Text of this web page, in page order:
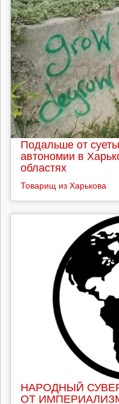
Подальше от
автономии в
областях
Товарищ из Харькова
НАРОДНЫЙ
ОТ